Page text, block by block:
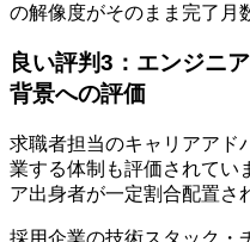
の解像度がそのまま完了月
良い評判3：エンジニ
背景への評価
求職者担当のキャリアアド
業する体制も評価されてい
ア出身者が一定割合配置さ
採用企業の技術スタック・